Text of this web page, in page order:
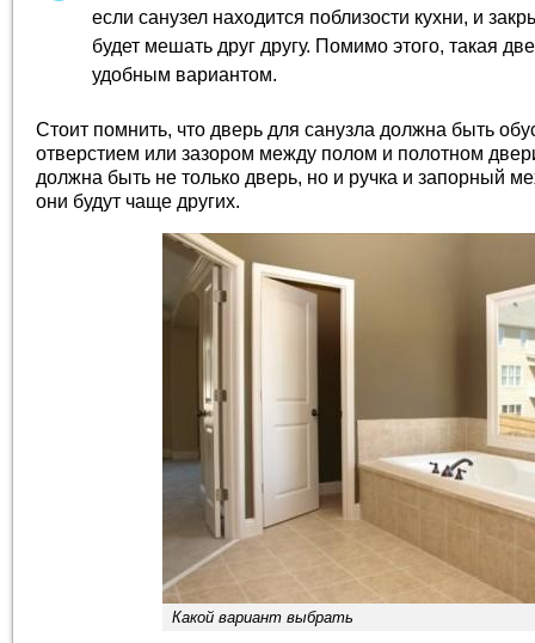
если санузел находится поблизости кухни, и
будет мешать друг другу. Помимо этого, такая
удобным вариантом.
Стоит помнить, что дверь для санузла должна быть
отверстием или зазором между полом и полотном
должна быть не только дверь, но и ручка и запорный
они будут чаще других.
Какой вариант выбрать